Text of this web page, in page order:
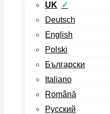
UK
Deutsch
English
Polski
Български
Italiano
Română
Русский